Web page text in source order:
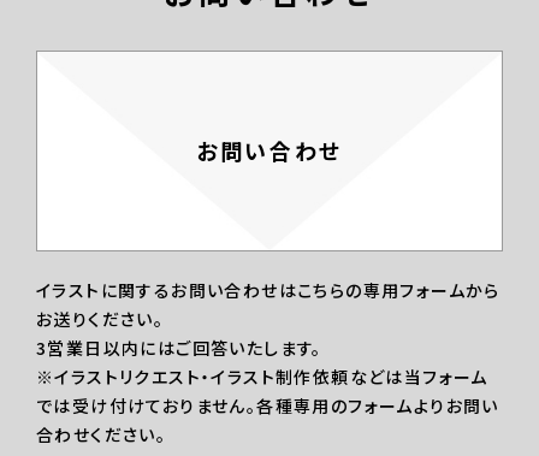
お問い合わせ
イラストに関するお問い合わせはこちらの専用フォームから
お送りください。
3営業日以内にはご回答いたします。
※イラストリクエスト・イラスト制作依頼などは当フォーム
では受け付けておりません。各種専用のフォームよりお問い
合わせください。